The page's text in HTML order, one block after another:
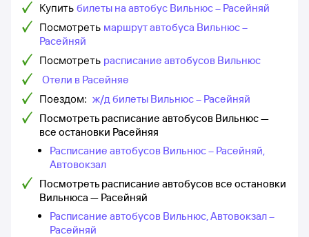
Купить билеты на автобус Вильнюс – Расейняй
Посмотреть маршрут автобуса Вильнюс –
Расейняй
Посмотреть расписание автобусов Вильнюс
Отели в Расейняе
Поездом: ж/д билеты Вильнюс – Расейняй
Посмотреть расписание автобусов Вильнюс —
все остановки Расейняя
Расписание автобусов Вильнюс – Расейняй,
Автовокзал
Посмотреть расписание автобусов все остановки
Вильнюса — Расейняй
Расписание автобусов Вильнюс, Автовокзал –
Расейняй